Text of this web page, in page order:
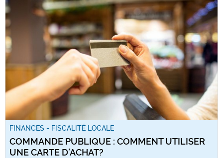
FINANCES - FISCALITÉ LOCALE
COMMANDE PUBLIQUE : COMMENT UTILISER
UNE CARTE D’ACHAT?